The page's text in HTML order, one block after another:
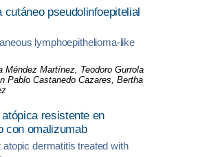
cutáneo pseudolinfoepitelial
lymphoepithelioma-like
Méndez Martínez, Teodoro Gurrola
Pablo Castanedo Cazares, Bertha
resistente en
con omalizumab
atopic dermatitis treated with